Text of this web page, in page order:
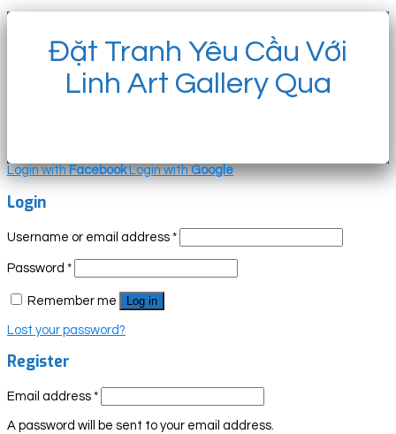
Đặt Tranh Yêu Cầu Với
Linh Art Gallery Qua
Login withFacebook Login withGoogle
Login
Username or email address *
Password *
Remember me Log in
Lost your password?
Register
Email address *
A password will be sent to your email address.